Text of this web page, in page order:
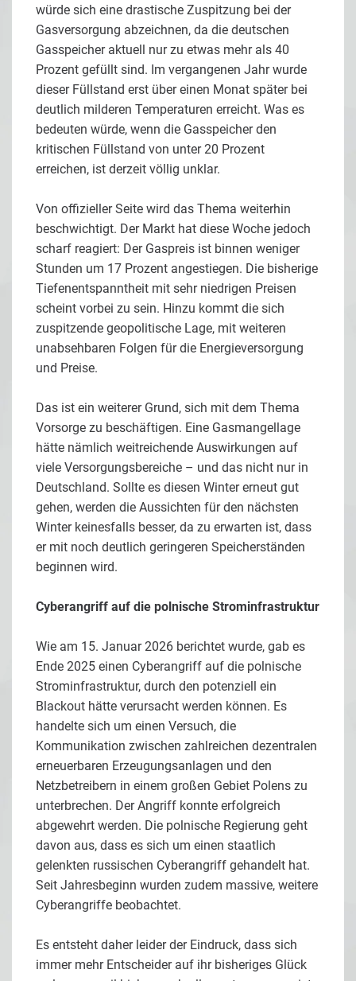
würde sich eine drastische Zuspitzung bei der
Gasversorgung abzeichnen, da die deutschen
Gasspeicher aktuell nur zu etwas mehr als 40
Prozent gefüllt sind. Im vergangenen Jahr wurde
dieser Füllstand erst über einen Monat später bei
deutlich milderen Temperaturen erreicht. Was es
bedeuten würde, wenn die Gasspeicher den
kritischen Füllstand von unter 20 Prozent
erreichen, ist derzeit völlig unklar.
Von offizieller Seite wird das Thema weiterhin
beschwichtigt. Der Markt hat diese Woche jedoch
scharf reagiert: Der Gaspreis ist binnen weniger
Stunden um 17 Prozent angestiegen. Die bisherige
Tiefenentspanntheit mit sehr niedrigen Preisen
scheint vorbei zu sein. Hinzu kommt die sich
zuspitzende geopolitische Lage, mit weiteren
unabsehbaren Folgen für die Energieversorgung
und Preise.
Das ist ein weiterer Grund, sich mit dem Thema
Vorsorge zu beschäftigen. Eine Gasmangellage
hätte nämlich weitreichende Auswirkungen auf
viele Versorgungsbereiche – und das nicht nur in
Deutschland. Sollte es diesen Winter erneut gut
gehen, werden die Aussichten für den nächsten
Winter keinesfalls besser, da zu erwarten ist, dass
er mit noch deutlich geringeren Speicherständen
beginnen wird.
Cyberangriff auf die polnische Strominfrastruktur
Wie am 15. Januar 2026 berichtet wurde, gab es
Ende 2025 einen Cyberangriff auf die polnische
Strominfrastruktur, durch den potenziell ein
Blackout hätte verursacht werden können. Es
handelte sich um einen Versuch, die
Kommunikation zwischen zahlreichen dezentralen
erneuerbaren Erzeugungsanlagen und den
Netzbetreibern in einem großen Gebiet Polens zu
unterbrechen. Der Angriff konnte erfolgreich
abgewehrt werden. Die polnische Regierung geht
davon aus, dass es sich um einen staatlich
gelenkten russischen Cyberangriff gehandelt hat.
Seit Jahresbeginn wurden zudem massive, weitere
Cyberangriffe beobachtet.
Es entsteht daher leider der Eindruck, dass sich
immer mehr Entscheider auf ihr bisheriges Glück